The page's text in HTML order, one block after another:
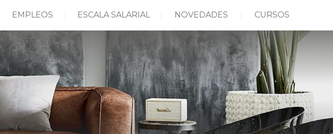
EMPLEOS ESCALA SALARIAL NOVEDADES CURSOS